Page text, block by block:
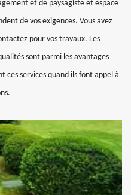
et de paysagiste et espace
de vos exigences. Vous avez
pour vos travaux. Les
sont parmi les avantages
ces services quand ils font appel à